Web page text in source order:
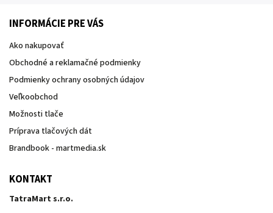
INFORMÁCIE PRE VÁS
Ako nakupovať
Obchodné a reklamačné podmienky
Podmienky ochrany osobných údajov
Veľkoobchod
Možnosti tlače
Príprava tlačových dát
Brandbook - martmedia.sk
KONTAKT
TatraMart s.r.o.